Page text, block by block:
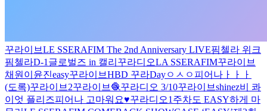
꾸라이브LE SSERAFIM The 2nd Anniversary LIVE핌첼라 위크
핌첼라D-1 글로벌즈 in 캘리 꾸라디오LA SSERAFIM꾸라이브
채원이 윤진easy꾸라이브HBD 꾸라Dayㅇㅅㅇ 피어나ㅏㅏㅏ
(도록)꾸라이브2꾸라이브🧶꾸라디오 3/10꾸라이브shinez비 콰
이엇 플리즈피어나 고마워요♥️꾸라디오1주차도 EASY하게 마